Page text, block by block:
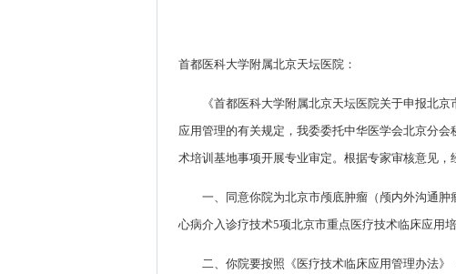
首都医科大学附属北京天坛医院：
《首都医科大学附属北京天坛医院关于申报北
应用管理的有关规定，我委委托中华医学会北京分
术培训基地事项开展专业审定。根据专家审核意见，
一、同意你院为北京市颅底肿瘤（颅内外沟通
心病介入诊疗技术5项北京市重点医疗技术临床应用培
二、你院要按照《医疗技术临床应用管理办法